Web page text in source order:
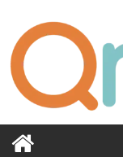
contenido